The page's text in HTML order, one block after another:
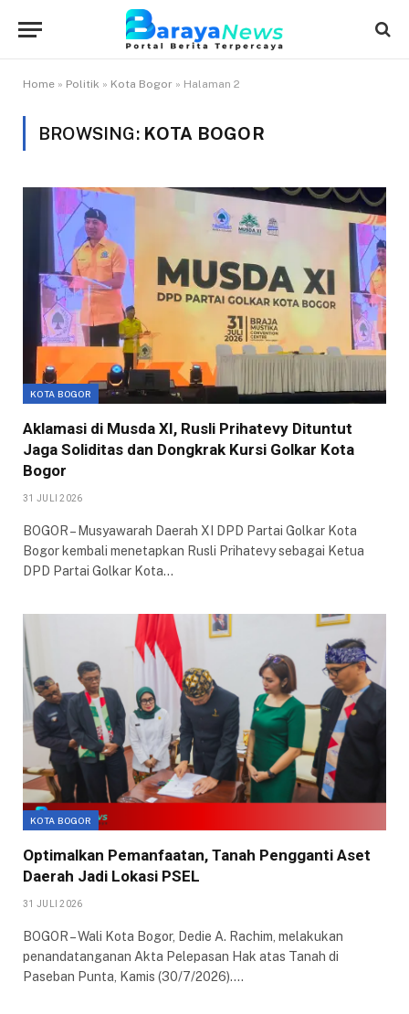
Home » Politik » Kota Bogor » Halaman 2
BROWSING: KOTA BOGOR
KOTA BOGOR
Aklamasi di Musda XI, Rusli Prihatevy Dituntut
Jaga Soliditas dan Dongkrak Kursi Golkar Kota
Bogor
31 JULI 2026
BOGOR – Musyawarah Daerah XI DPD Partai Golkar Kota
Bogor kembali menetapkan Rusli Prihatevy sebagai Ketua
DPD Partai Golkar Kota…
KOTA BOGOR
Optimalkan Pemanfaatan, Tanah Pengganti Aset
Daerah Jadi Lokasi PSEL
31 JULI 2026
BOGOR – Wali Kota Bogor, Dedie A. Rachim, melakukan
penandatanganan Akta Pelepasan Hak atas Tanah di
Paseban Punta, Kamis (30/7/2026).…